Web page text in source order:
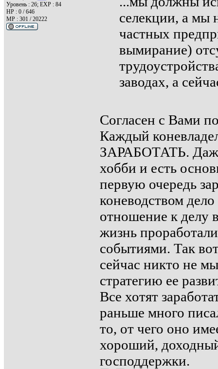
Уровень : 26; EXP : 84
HP : 0 / 646
MP : 301 / 20222
селекции, а мы
частных
вымирание)
заводах, а
Согласен с Вами
Каждый
ЗАРАБОТАТЬ.
хобби и есть
первую очередь
коневодством
отношение к делу
жизнь
событиями. Так
сейчас никто не
стратегию ее
Все хотят
раньше много
то, от чего оно
хороший,
господдержки.